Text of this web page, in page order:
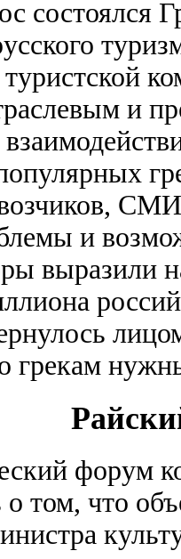
и
СМИ
и
выразили
грекам
форум
о том, что